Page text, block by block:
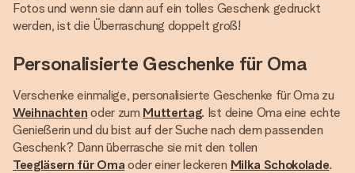
Fotos und wenn sie dann auf ein tolles Geschenk gedruckt
werden, ist die Überraschung doppelt groß!
Personalisierte Geschenke für Oma
Verschenke einmalige, personalisierte Geschenke für Oma zu
Weihnachten oder zum Muttertag. Ist deine Oma eine echte
Genießerin und du bist auf der Suche nach dem passenden
Geschenk? Dann überrasche sie mit den tollen
Teegläsern für Oma oder einer leckeren Milka Schokolade.